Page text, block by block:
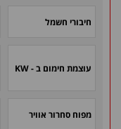
חיבורי חשמל
עוצמת חימום ב - KW
מפוח סחרור אוויר